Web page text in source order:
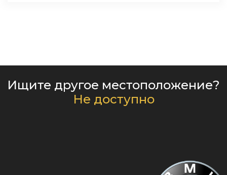
Ищите другое местоположение?
Не доступно